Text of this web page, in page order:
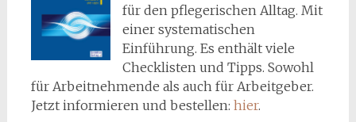
für den pflegerischen Alltag. Mit
einer systematischen
Einführung. Es enthält viele
Checklisten und Tipps. Sowohl
für Arbeitnehmende als auch für Arbeitgeber.
Jetzt informieren und bestellen: hier.